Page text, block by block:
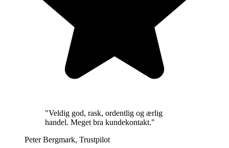
"Veldig god, rask, ordentlig og ærlig
handel. Meget bra kundekontakt."
Peter Bergmark, Trustpilot